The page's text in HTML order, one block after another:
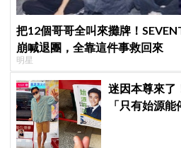
把12個哥哥全叫來攤牌！
崩喊退團，全靠這件事救回來
明星
迷因本尊來了
「只有始源